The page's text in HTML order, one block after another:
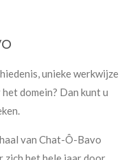
unieke werkwijze
domein? Dan kunt u
van Chat-Ô-Bavo